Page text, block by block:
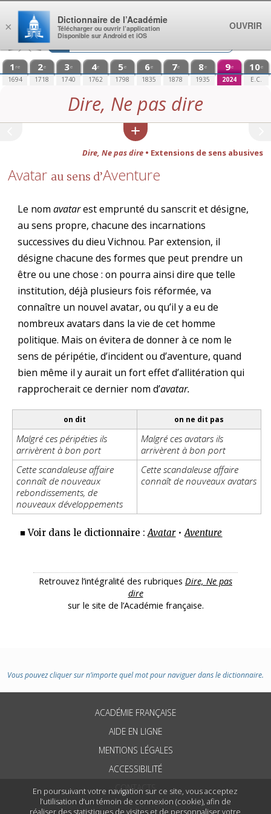
En poursuivant votre navigation sur ce site, vous acceptez
l’utilisation d’un témoin de connexion (cookie), afin de
réaliser des statistiques de visites et de personnaliser votre
Aller au contenu
1 re
1694
2e
1718
3e
1740
4e
1762
5e
1798
6e
1835
7e
1878
8e
1935
9e
2024
10e
E.C.
Dire, Ne pas dire
Dire, Ne pas dire• Extensions de sens abusives
Avatar au sens d’Aventure
Le nomavatarest emprunté du sanscrit et désigne,
au sens propre, chacune des incarnations
successives du dieu Vichnou. Par extension, il
désigne chacune des formes que peut prendre un
être ou une chose : on pourra ainsi dire que telle
institution, déjà plusieurs fois réformée, va
connaître un nouvel avatar, ou qu’il y a eu de
nombreux avatars dans la vie de cet homme
politique. Mais on évitera de donner à ce nom le
sens de péripétie, d’incident ou d’aventure, quand
bien même il y aurait un fort effet d’allitération qui
rapprocherait ce dernier nom d’avatar.
on dit on ne dit pas
Malgré ces péripéties ils
arrivèrent à bon port
Malgré ces avatars ils
arrivèrent à bon port
Cette scandaleuse affaire
connaît de nouveaux
rebondissements, de
nouveaux développements
Cette scandaleuse affaire
connaît de nouveaux avatars
■ Voir dans le dictionnaire :Avatar•Aventure
Retrouvez l’intégralité des rubriques Dire, Ne pas
dire
sur le site de l’Académie française.
Vous pouvez cliquer sur n’importe quel mot pour naviguer dans le dictionnaire.
ACADÉMIE FRANÇAISE
AIDE EN LIGNE
MENTIONS LÉGALES
ACCESSIBILITÉ
CONTACTS
×
Dictionnaire de l’Académie
Télécharger ou ouvrir l’application
Disponible sur Android et iOS
OUVRIR